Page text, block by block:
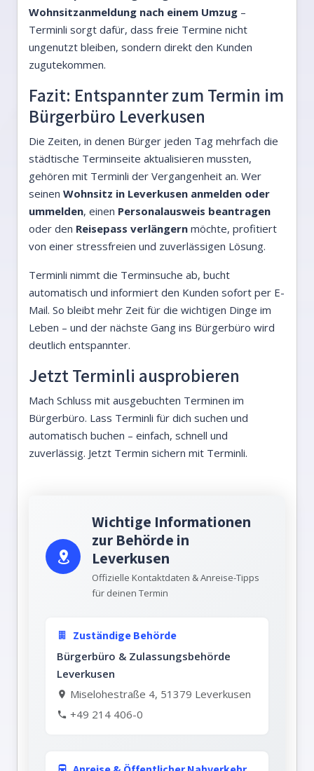
Wohnsitzanmeldung nach einem Umzug –
Terminli sorgt dafür, dass freie Termine nicht
ungenutzt bleiben, sondern direkt den Kunden
zugutekommen.
Fazit: Entspannter zum Termin im
Bürgerbüro Leverkusen
Die Zeiten, in denen Bürger jeden Tag mehrfach die
städtische Terminseite aktualisieren mussten,
gehören mit Terminli der Vergangenheit an. Wer
seinen Wohnsitz in Leverkusen anmelden oder
ummelden, einen Personalausweis beantragen
oder den Reisepass verlängern möchte, profitiert
von einer stressfreien und zuverlässigen Lösung.
Terminli nimmt die Terminsuche ab, bucht
automatisch und informiert den Kunden sofort per E-
Mail. So bleibt mehr Zeit für die wichtigen Dinge im
Leben – und der nächste Gang ins Bürgerbüro wird
deutlich entspannter.
Jetzt Terminli ausprobieren
Mach Schluss mit ausgebuchten Terminen im
Bürgerbüro. Lass Terminli für dich suchen und
automatisch buchen – einfach, schnell und
zuverlässig. Jetzt Termin sichern mit Terminli.
Wichtige Informationen
zur Behörde in
Leverkusen
Offizielle Kontaktdaten & Anreise-Tipps
für deinen Termin
Zuständige Behörde
Bürgerbüro & Zulassungsbehörde
Leverkusen
Miselohestraße 4, 51379 Leverkusen
+49 214 406-0